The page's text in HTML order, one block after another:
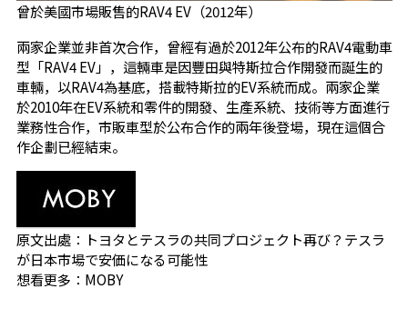
曾於美國市場販售的RAV4 EV（2012年）
兩家企業並非首次合作，曾經有過於2012年公布的RAV4電動車
型「RAV4 EV」，這輛車是因豐田與特斯拉合作開發而誕生的
車輛，以RAV4為基底，搭載特斯拉的EV系統而成。兩家企業
於2010年在EV系統和零件的開發、生產系統、技術等方面進行
業務性合作，市販車型於公布合作的兩年後登場，現在這個合
作企劃已經結束。
原文出處： トヨタとテスラの共同プロジェクト再び？テスラ
が日本市場で安価になる可能性
想看更多： MOBY